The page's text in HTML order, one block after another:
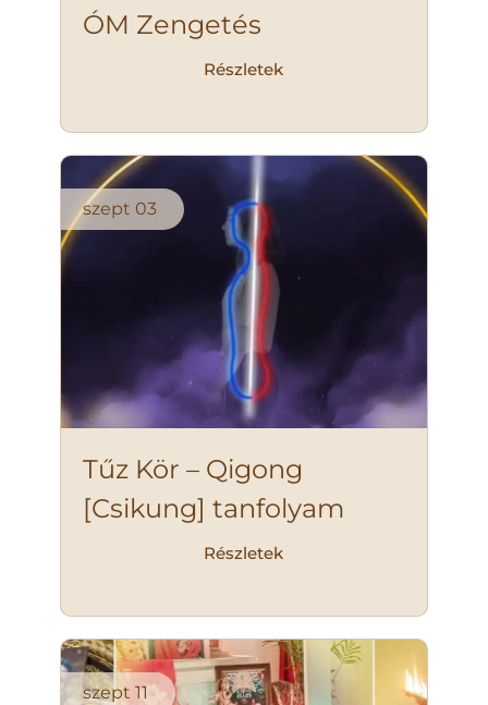
ÓM Zengetés
Részletek
szept 03
Tűz Kör – Qigong
[Csikung] tanfolyam
Részletek
szept 11